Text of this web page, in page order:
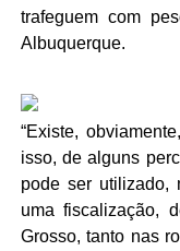
trafeguem com
Albuquerque.
“Existe,
isso, de alguns
pode ser utilizado,
uma fiscalização,
Grosso, tanto nas